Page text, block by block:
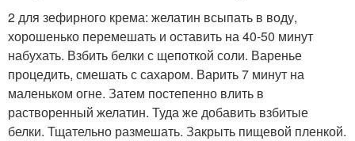
2 для зефирного крема: желатин всыпать в воду,
хорошенько перемешать и оставить на 40-50 минут
набухать. Взбить белки с щепоткой соли. Варенье
процедить, смешать с сахаром. Варить 7 минут на
маленьком огне. Затем постепенно влить в
растворенный желатин. Туда же добавить взбитые
белки. Тщательно размешать. Закрыть пищевой пленкой.